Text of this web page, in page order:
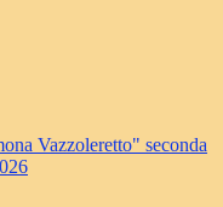
Vazzoleretto" seconda